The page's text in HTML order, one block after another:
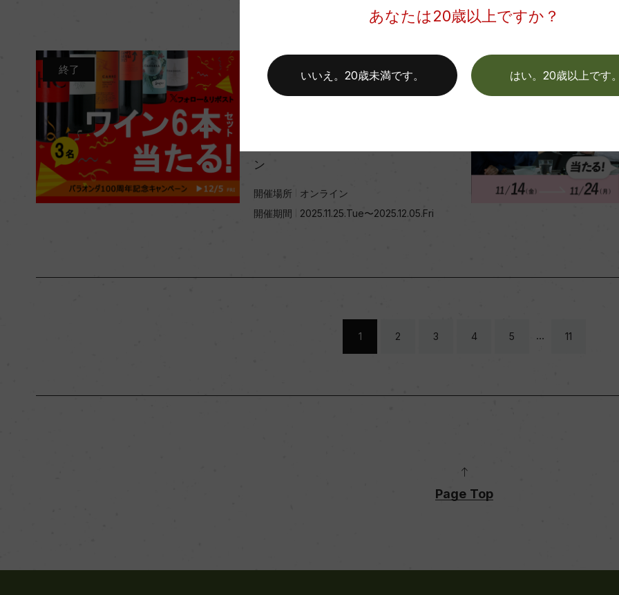
2025.12.09.Tue〜2025.12.18.Thu
終了
Campaign
ン
開催場所
オンライン
開催期間
2025.11.25.Tue〜2025.12.05.Fri
終了
1 2 3 4 5 … 11
Page Top
あなたは20歳以上ですか？
はい。20歳以上です。
いいえ。20歳未満です。